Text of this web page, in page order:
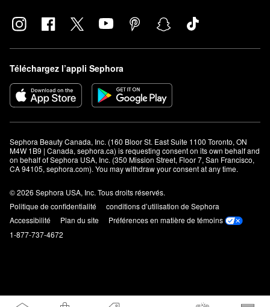
Téléchargez l’appli Sephora
Sephora Beauty Canada, Inc. (160 Bloor St. East Suite 1100 Toronto, ON
M4W 1B9 | Canada, sephora.ca) is requesting consent on its own behalf and
on behalf of Sephora USA, Inc. (350 Mission Street, Floor 7, San Francisco,
CA 94105, sephora.com). You may withdraw your consent at any time.
© 2026 Sephora USA, Inc. Tous droits réservés.
Politique de confidentialité
conditions d’utilisation de Sephora
Accessibilité
Plan du site
Préférences en matière de témoins
1-877-737-4672